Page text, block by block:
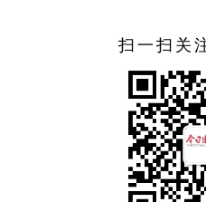
和文旅进行双向赋能、双向融
（记者 别阳军）
扫一扫关